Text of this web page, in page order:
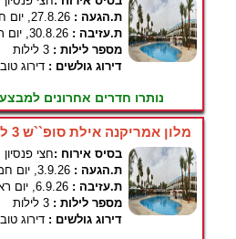
ת.הגעה : 27.8.26, יום חמישי
ת.עזיבה : 30.8.26, יום ראשון
מספר לילות : 3 לילות
דירוג גולשים : דירוג
נותרו חדרים אחרונים
מלון אמריקנה אילת סופ``ש 3 לילות
בסיס אירוח :חצי פנסיון
ת.הגעה : 3.9.26, יום חמישי
ת.עזיבה : 6.9.26, יום ראשון
מספר לילות : 3 לילות
דירוג גולשים : דירוג